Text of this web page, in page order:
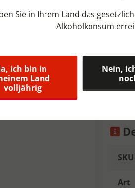
SKU
Art
Sie in Ihrem Land das
Alkoholkonsum
ich bin in
Land
volljährig
Nein,